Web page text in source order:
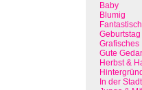
Baby
Blumig
Fantastisch
Geburtstag
Grafisches
Gute
Herbst &
In der Stadt